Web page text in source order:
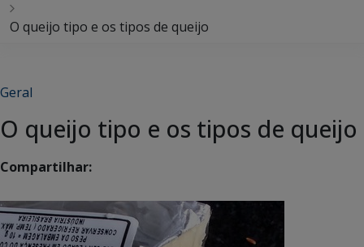
O queijo tipo e os tipos de queijo
Geral
O queijo tipo e os tipos de queijo
Compartilhar: